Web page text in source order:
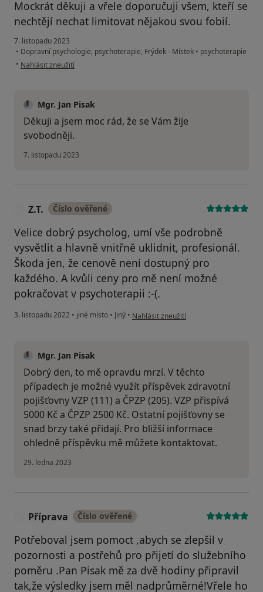
Mockrát děkuji a vřele doporučuji všem, kteří se
nechtějí nechat limitovat nějakou svou fobií.
7. listopadu 2023
• Dopravní psychologie, psychoterapie, Frýdek - Místek • psychoterapie
• podle názoru uživatele N. Szcz
Nahlásit zneužití
Mgr. Jan Pisak
Děkuji a jsem moc rád, že se Vám žije
svobodněji.
7. listopadu 2023
Z.T. Číslo ověřené
Velice dobrý psycholog, umí vše podrobně
vysvětlit a hlavně vnitřně uklidnit, profesionál.
Škoda jen, že cenově není dostupný pro
každého. A kvůli ceny pro mě není možné
pokračovat v psychoterapii :-(.
3. listopadu 2022 • jiné místo • Jiný • podle názoru uživatele Z.T.
Nahlásit zneužití
Mgr. Jan Pisak
Dobrý den, to mě opravdu mrzí. V těchto
případech je možné využít příspěvek zdravotní
pojišťovny VZP (111) a ČPZP (205). VZP přispívá
5000 Kč a ČPZP 2500 Kč. Ostatní pojišťovny se
snad brzy také přidají. Pro bližší informace
ohledně příspěvku mě můžete kontaktovat.
29. ledna 2023
Příprava Číslo ověřené
Potřeboval jsem pomoct ,abych se zlepšil v
pozornosti a postřehů pro přijetí do služebního
poměru .Pan Pisak mě za dvě hodiny připravil
tak,že výsledky jsem měl nadprůměrné!Vřele ho